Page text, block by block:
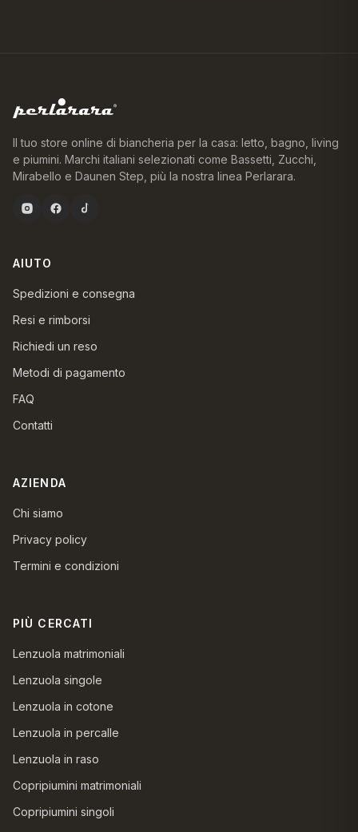
Il tuo store online di biancheria per la casa: letto, bagno, living
e piumini. Marchi italiani selezionati come Bassetti, Zucchi,
Mirabello e Daunen Step, più la nostra linea Perlarara.
AIUTO
Spedizioni e consegna
Resi e rimborsi
Richiedi un reso
Metodi di pagamento
FAQ
Contatti
AZIENDA
Chi siamo
Privacy policy
Termini e condizioni
PIÙ CERCATI
Lenzuola matrimoniali
Lenzuola singole
Lenzuola in cotone
Lenzuola in percalle
Lenzuola in raso
Copripiumini matrimoniali
Copripiumini singoli